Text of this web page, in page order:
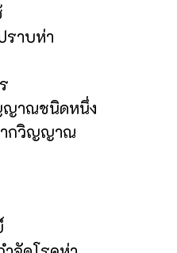
ราบห่า
ญาณชนิดหนึ่ง
ากวิญญาณ